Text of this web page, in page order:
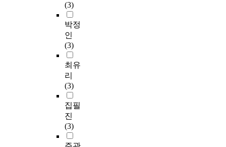
(3)
박정
인
(3)
최유
리
(3)
집필
진
(3)